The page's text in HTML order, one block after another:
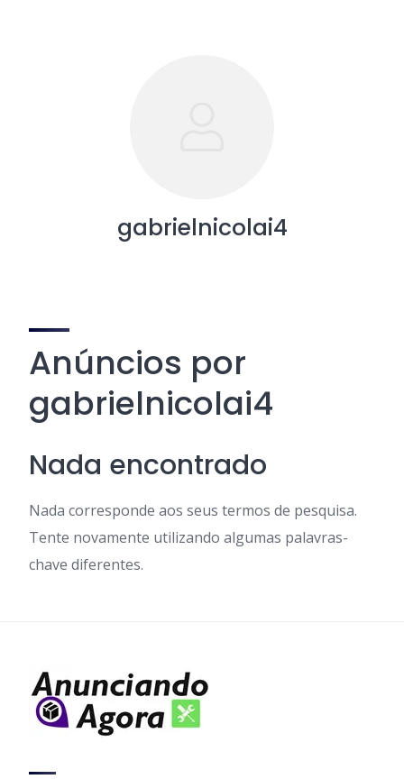
gabrielnicolai4
Anúncios por
gabrielnicolai4
Nada encontrado
Nada corresponde aos seus termos de pesquisa.
Tente novamente utilizando algumas palavras-
chave diferentes.